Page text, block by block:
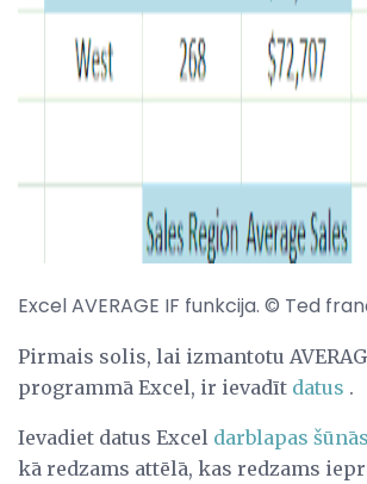
Excel AVERAGE IF funkcija. © Ted
Pirmais solis, lai izmantotu
programmā Excel, ir ievadīt datus .
Ievadiet datus Excel darblapas
kā redzams attēlā, kas redzams